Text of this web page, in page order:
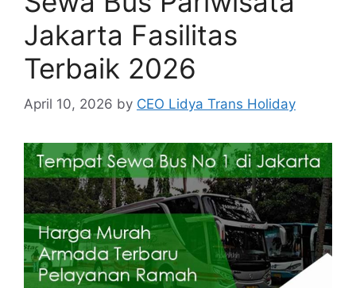
Jakarta Fasilitas
Terbaik 2026
April 10, 2026 by CEO Lidya Trans Holiday